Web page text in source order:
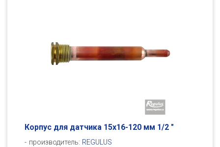
Корпус для датчика 15x16-120 мм 1/2 "
производитель: REGULUS